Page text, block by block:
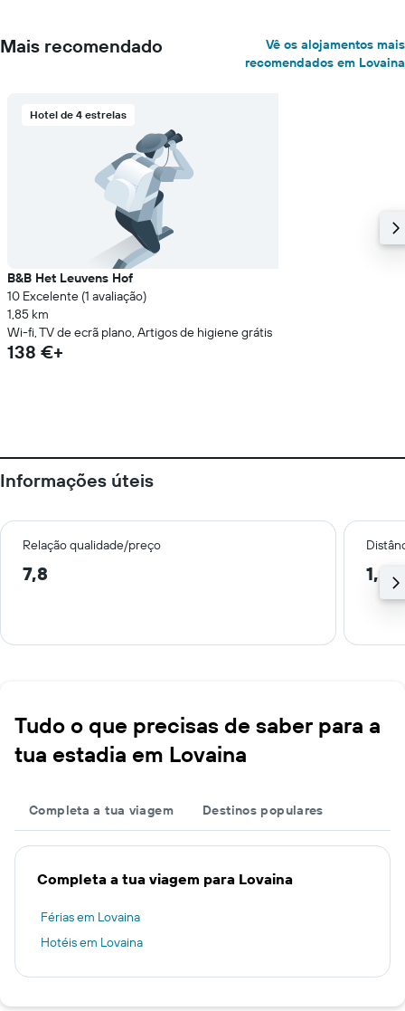
Mais recomendado
Vê os alojamentos mais
recomendados em Lovaina
Hotel de 4 estrelas
B&B Het Leuvens Hof
10 Excelente (1 avaliação)
1,85 km
Wi-fi, TV de ecrã plano, Artigos de higiene grátis
138 €+
Informações úteis
Relação qualidade/preço
7,8 1,2
Tudo o que precisas de saber para a
tua estadia em Lovaina
Completa a tua viagem Destinos populares
Completa a tua viagem para Lovaina
Férias em Lovaina
Hotéis em Lovaina